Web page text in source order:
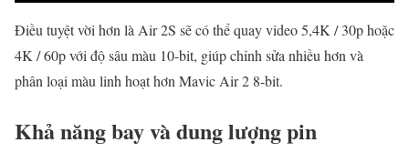
Điều tuyệt vời hơn là Air 2S sẽ có thể quay video 5,4K / 30p hoặc
4K / 60p với độ sâu màu 10-bit, giúp chỉnh sửa nhiều hơn và
phân loại màu linh hoạt hơn Mavic Air 2 8-bit.
Khả năng bay và dung lượng pin